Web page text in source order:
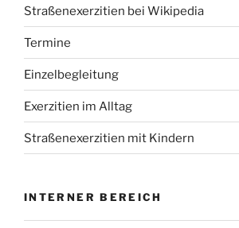
Straßenexerzitien bei Wikipedia
Termine
Einzelbegleitung
Exerzitien im Alltag
Straßenexerzitien mit Kindern
INTERNER BEREICH